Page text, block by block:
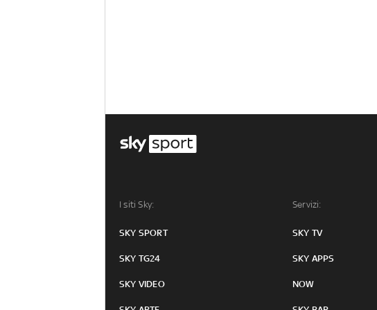
I siti Sky:
SKY SPORT
SKY TG24
SKY VIDEO
Servizi:
SKY TV
SKY APPS
NOW